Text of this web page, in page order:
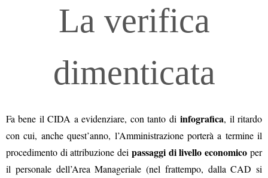
La verifica
dimenticata
Fa bene il CIDA a evidenziare, con tanto diinfografica, il ritardo
con cui, anche quest’anno, l’Amministrazione porterà a termine il
procedimento di attribuzione dei passaggi di livello economicoper
il personale dell’Area Manageriale (nel frattempo, dalla CAD si